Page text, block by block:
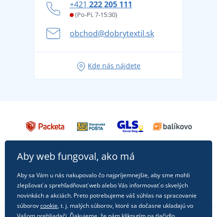
Letné dobrodružstvo sa začína balením alebo
pripravte sa na dovolenku bez starostí
Tipy na svieže outfity pre pohodové leto
+421 222 205 111
(Po-Pi, 7-15:30)
obchod@dobrytextil.sk
Kde nás nájdete
Aby web fungoval, ako má
Aby sa Vám u nás nakupovalo čo najpríjemnejšie, aby sme mohli
zlepšovať a sprehľadňovať web alebo Vás informovať o skvelých
novinkách a akciách. Preto potrebujeme váš súhlas na spracovanie
súborovcookie, t. j. malých súborov, ktoré sa dočasne ukladajú vo